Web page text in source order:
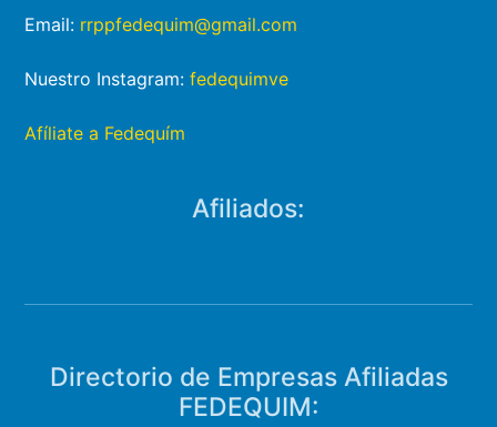
Email: rrppfedequim@gmail.com
Nuestro Instagram:fedequimve
Afíliate a Fedequím
Afiliados:
Directorio de Empresas Afiliadas
FEDEQUIM: